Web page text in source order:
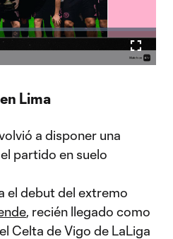
Play
Video
Lima
a disponer una
partido en suelo
el debut del extremo
, recién llegado como
Celta de Vigo de LaLiga